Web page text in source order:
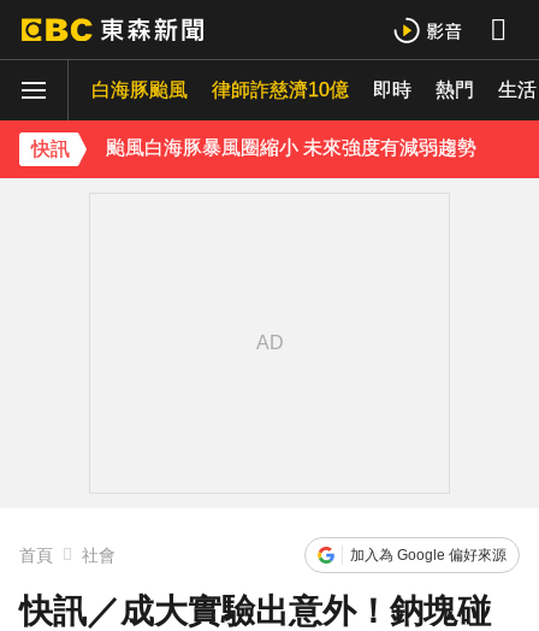
白海豚颱風 律師詐慈濟10億 即時 熱門 生活
快訊
獨家／又有名店遭冒用詐騙！卡通園怒：投訴Meta也無效
颱風白海豚暴風圈縮小 未來強度有減弱趨勢
首頁 社會 加入為 Google 偏好來源
快訊／成大實驗出意外！鈉塊碰